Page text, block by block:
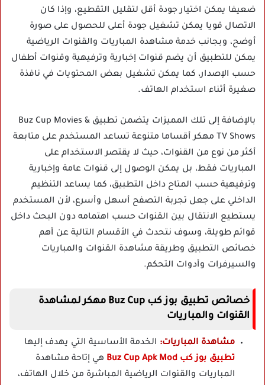
ضعيفا يمكن اختيار جودة أقل لتقليل التقطيع، وإذا كان
الاتصال قويا يمكن تشغيل جودة أعلى للحصول على صورة
أوضح، وبجانب خدمة مشاهدة المباريات والقنوات الرياضية
يمكن للتطبيق أن يضم قنوات إخبارية وترفيهية وقنوات أطفال
حسب الإصدار، كما يمكن تشغيل بعض المحتويات في نافذة
صغيرة أثناء استخدام الهاتف.
بالإضافة إلى تلك المميزات يتضمن تطبيق Buz Cup Movies &
TV Shows مهكر أقساما متنوعة تساعد المستخدم على متابعة
أكثر من نوع من القنوات، حيث لا يقتصر الاستخدام على
المباريات فقط، بل يمكن الوصول إلى قنوات عامة وإخبارية
وترفيهية حسب المتاح داخل التطبيق، كما يساعد التنظيم
الداخلي على جعل تجربة التصفح أسهل وأسرع، لأن المستخدم
يستطيع الانتقال بين القنوات حسب اهتمامه دون البحث داخل
قوائم طويلة، وسوف نتحدث في الأقسام التالية عن أهم
خصائص التطبيق وطريقة مشاهدة القنوات والمباريات
والسيرفرات وأدوات التحكم.
خصائص تطبيق بوز كب Buz Cup مهكر لمشاهدة
القنوات والمباريات
مشاهدة المباريات: الخدمة الأساسية التي يهدف إليها
تطبيق بوز كب Buz Cup Apk Mod
هي إتاحة مشاهدة
المباريات والقنوات الرياضية المباشرة من خلال الهاتف،